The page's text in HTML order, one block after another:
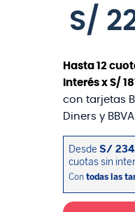
S/
Hasta 12
interés x S/
con tarjetas
Diners y BBVA.